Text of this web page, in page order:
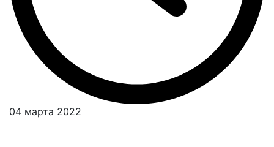
04 марта 2022